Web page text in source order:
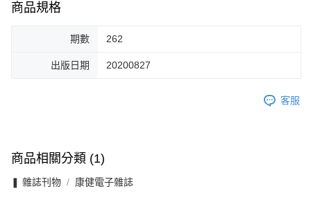
商品規格
期數 262
出版日期 20200827
客服
商品相關分類 (1)
❚ 雜誌刊物 康健電子雜誌